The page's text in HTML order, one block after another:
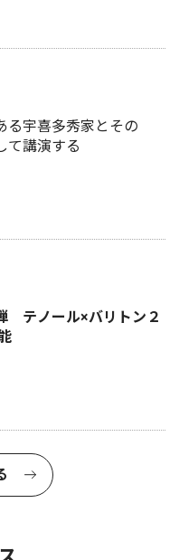
る宇喜多秀家とその
て講演する
テノール×バリトン２